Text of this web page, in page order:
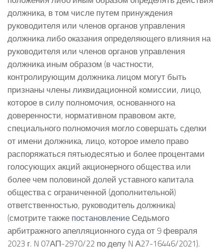
должника, в том числе путем принуждения
руководителя или членов органов управления
должника либо оказания определяющего влияния на
руководителя или членов органов управления
должника иным образом (в частности,
контролирующим должника лицом могут быть
признаны члены ликвидационной комиссии, лицо,
которое в силу полномочия, основанного на
доверенности, нормативном правовом акте,
специального полномочия могло совершать сделки
от имени должника, лицо, которое имело право
распоряжаться пятьюдесятью и более процентами
голосующих акций акционерного общества или
более чем половиной долей уставного капитала
общества с ограниченной (дополнительной)
ответственностью, руководитель должника)
(смотрите также постановление Седьмого
арбитражного апелляционного суда от 9 февраля
2023 г. N 07АП-2970/22 по делу N А27-16446/2021).